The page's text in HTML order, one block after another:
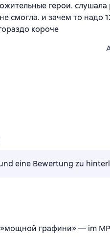
герои. слушала
смогла. и зачем то надо
короче
eine Bewertung zu
графини» — im